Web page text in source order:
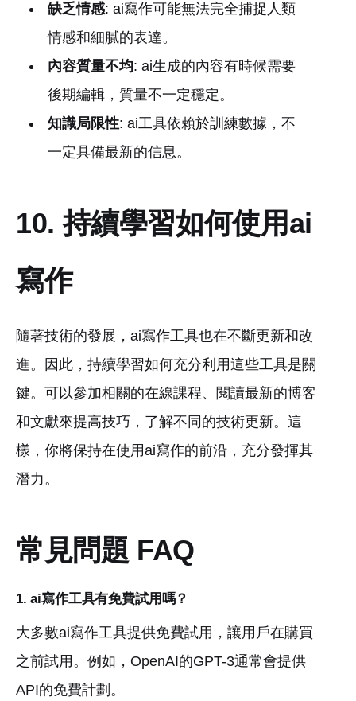
缺乏情感: ai寫作可能無法完全捕捉人類
情感和細膩的表達。
內容質量不均: ai生成的內容有時候需要
後期編輯，質量不一定穩定。
知識局限性: ai工具依賴於訓練數據，不
一定具備最新的信息。
10. 持續學習如何使用ai
寫作
隨著技術的發展，ai寫作工具也在不斷更新和改
進。因此，持續學習如何充分利用這些工具是關
鍵。可以參加相關的在線課程、閱讀最新的博客
和文獻來提高技巧，了解不同的技術更新。這
樣，你將保持在使用ai寫作的前沿，充分發揮其
潛力。
常見問題 FAQ
1. ai寫作工具有免費試用嗎？
大多數ai寫作工具提供免費試用，讓用戶在購買
之前試用。例如，OpenAI的GPT-3通常會提供
API的免費計劃。